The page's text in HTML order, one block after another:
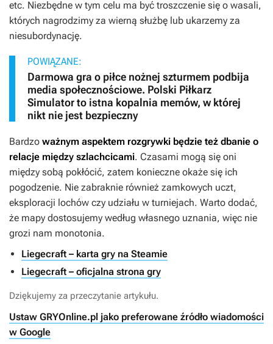
etc. Niezbędne w tym celu ma być troszczenie się o wasali,
których nagrodzimy za wierną służbę lub ukarzemy za
niesubordynację.
POWIĄZANE:
Darmowa gra o piłce nożnej szturmem podbija
media społecznościowe. Polski Piłkarz
Simulator to istna kopalnia memów, w której
nikt nie jest bezpieczny
Bardzo ważnym aspektem rozgrywki będzie też dbanie o
relacje między szlachcicami. Czasami mogą się oni
między sobą pokłócić, zatem konieczne okaże się ich
pogodzenie. Nie zabraknie również zamkowych uczt,
eksploracji lochów czy udziału w turniejach. Warto dodać,
że mapy dostosujemy według własnego uznania, więc nie
grozi nam monotonia.
Liegecraft – karta gry na Steamie
Liegecraft – oficjalna strona gry
Dziękujemy za przeczytanie artykułu.
Ustaw GRYOnline.pl jako preferowane źródło wiadomości
w Google